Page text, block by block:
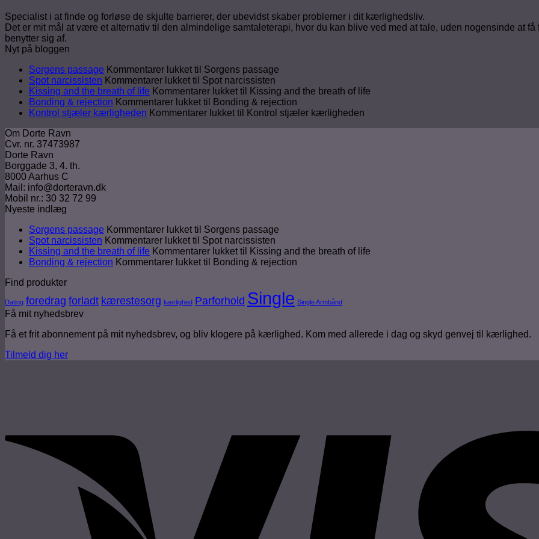
Specialist i at finde og forløse de skjulte barrierer, der ubevidst skaber problemer i dit kærlighedsliv.
Det er mit mål at være et alternativ til den almindelige samtaleterapi, hvor du kan blive ved med at tale, uden nogensinde at få
benytter sig af.
Nyt på bloggen
Sorgens passage Kommentarer lukket til Sorgens passage
Spot narcissisten Kommentarer lukket til Spot narcissisten
Kissing and the breath of life Kommentarer lukket til Kissing and the breath of life
Bonding & rejection Kommentarer lukket til Bonding & rejection
Kontrol stjæler kærligheden Kommentarer lukket til Kontrol stjæler kærligheden
Om Dorte Ravn
Cvr. nr. 37473987
Dorte Ravn
Borggade 3, 4. th.
8000 Aarhus C
Mail: info@dorteravn.dk
Mobil nr.: 30 32 72 99
Nyeste indlæg
Sorgens passage Kommentarer lukket til Sorgens passage
Spot narcissisten Kommentarer lukket til Spot narcissisten
Kissing and the breath of life Kommentarer lukket til Kissing and the breath of life
Bonding & rejection Kommentarer lukket til Bonding & rejection
Find produkter
Dating foredrag forladt kærestesorg kærlighed Parforhold Single Single Armbånd
Få mit nyhedsbrev
Få et frit abonnement på mit nyhedsbrev, og bliv klogere på kærlighed. Kom med allerede i dag og skyd genvej til kærlighed.
Tilmeld dig her